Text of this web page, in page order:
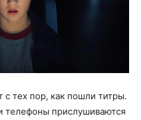
с тех пор, как пошли титры.
телефоны прислушиваются